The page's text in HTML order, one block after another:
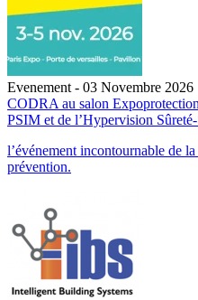
Evenement - 03 Novembre 2026
CODRA au salon
PSIM et de l’Hypervision
l’événement incontournable de
prévention.